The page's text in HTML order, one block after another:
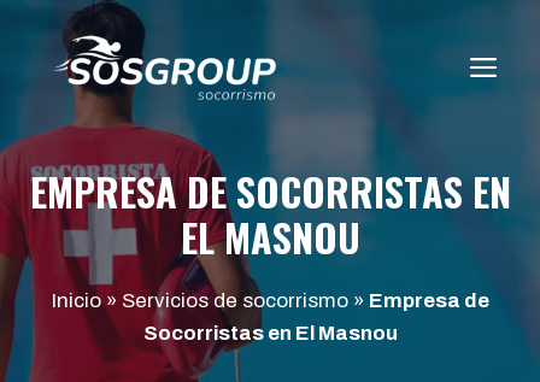
contenido
EMPRESA DE SOCORRISTAS EN
EL MASNOU
Inicio» Servicios de socorrismo» Empresa de
Socorristas en El Masnou